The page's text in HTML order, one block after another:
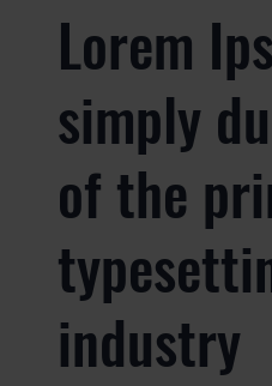
Lorem
simply
of the
industry